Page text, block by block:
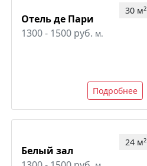
30 м2
Отель де Пари
1300 - 1500 руб. м.
Подробнее
24 м2
Белый зал